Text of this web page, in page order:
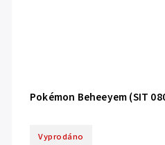
Pokémon Beheeyem (SIT
Vyprodáno